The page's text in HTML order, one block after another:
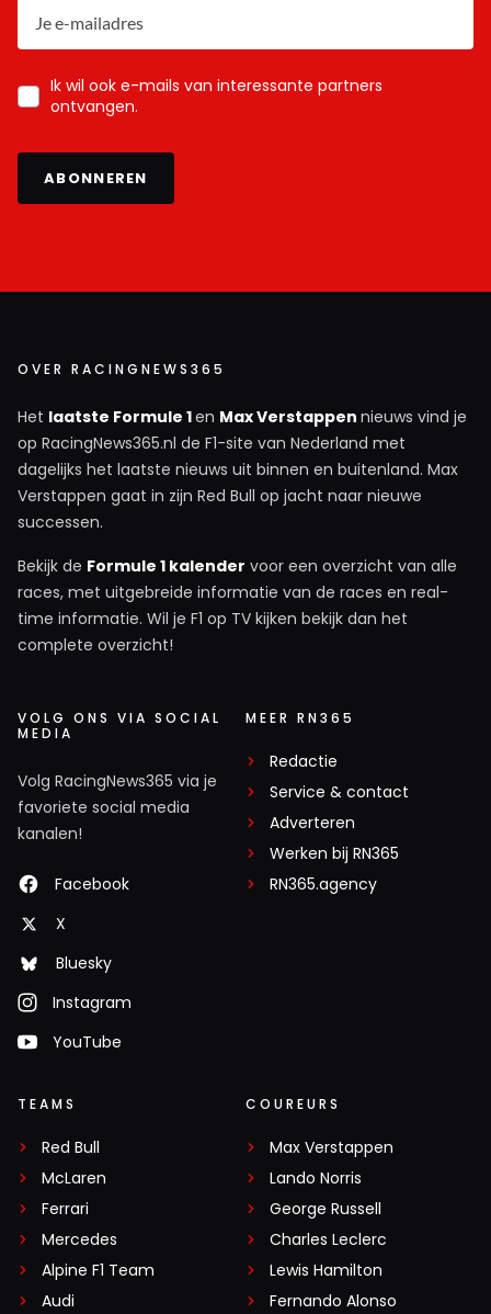
Ik wil ook e-mails van interessante partners
ontvangen.
ABONNEREN
OVER RACINGNEWS365
Het laatste Formule 1en Max Verstappen nieuws vind je
op RacingNews365.nl de F1-site van Nederland met
dagelijks het laatste nieuws uit binnen en buitenland. Max
Verstappen gaat in zijn Red Bull op jacht naar nieuwe
successen.
Bekijk de Formule 1 kalender voor een overzicht van alle
races, met uitgebreide informatie van de races en real-
time informatie. Wil je F1 op TV kijken bekijk dan het
complete overzicht!
VOLG ONS VIA SOCIAL
MEDIA
Volg RacingNews365 via je
favoriete social media
kanalen!
Facebook
X
Bluesky
Instagram
YouTube
MEER RN365
Redactie
Service & contact
Adverteren
Werken bij RN365
RN365.agency
TEAMS
Red Bull
McLaren
Ferrari
Mercedes
Alpine F1 Team
Audi
COUREURS
Max Verstappen
Lando Norris
George Russell
Charles Leclerc
Lewis Hamilton
Fernando Alonso